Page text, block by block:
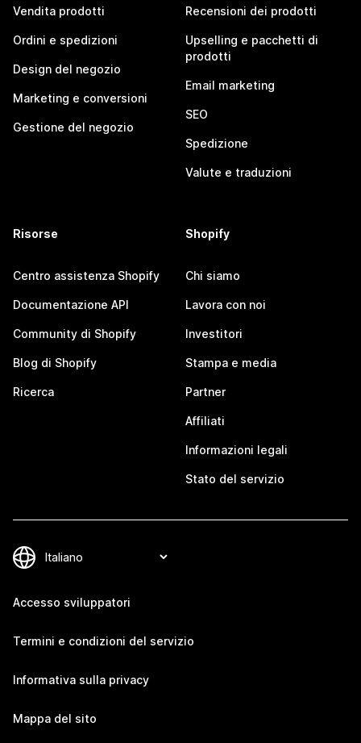
Vendita prodotti
Ordini e spedizioni
Design del negozio
Marketing e conversioni
Gestione del negozio
Recensioni dei prodotti
Upselling e pacchetti di
prodotti
Email marketing
SEO
Spedizione
Valute e traduzioni
Risorse
Centro assistenza Shopify
Documentazione API
Community di Shopify
Blog di Shopify
Ricerca
Shopify
Chi siamo
Lavora con noi
Investitori
Stampa e media
Partner
Affiliati
Informazioni legali
Stato del servizio
Accesso sviluppatori
Termini e condizioni del servizio
Informativa sulla privacy
Mappa del sito